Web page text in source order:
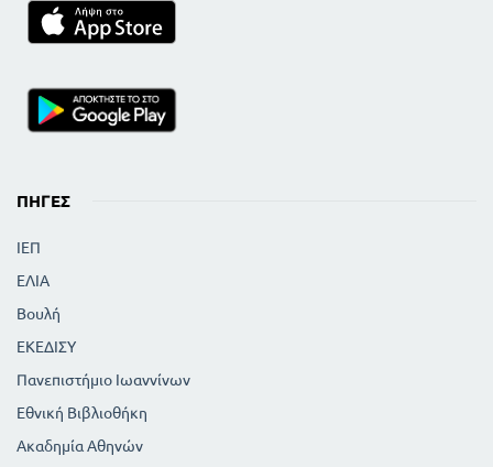
ΠΗΓΈΣ
ΙΕΠ
ΕΛΙΑ
Βουλή
ΕΚΕΔΙΣΥ
Πανεπιστήμιο Ιωαννίνων
Εθνική Βιβλιοθήκη
Ακαδημία Αθηνών